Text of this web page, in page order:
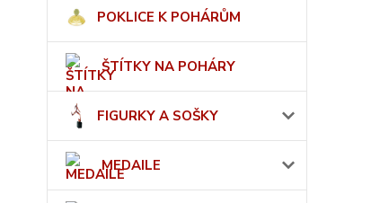
POKLICE K POHÁRŮM
ŠTÍTKY NA POHÁRY
FIGURKY A SOŠKY
MEDAILE